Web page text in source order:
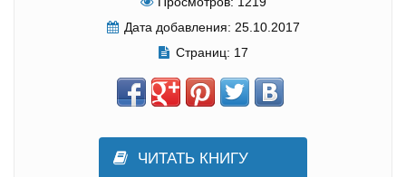
Дата добавления: 25.10.2017
Страниц: 17
ЧИТАТЬ КНИГУ